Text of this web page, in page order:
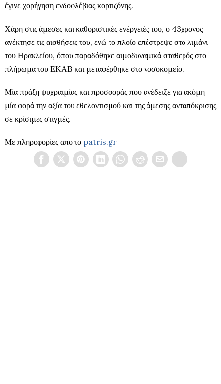
έγινε χορήγηση ενδοφλέβιας κορτιζόνης.
Χάρη στις άμεσες και καθοριστικές ενέργειές του, ο 43χρονος
ανέκτησε τις αισθήσεις του, ενώ το πλοίο επέστρεψε στο λιμάνι
του Ηρακλείου, όπου παραδόθηκε αιμοδυναμικά σταθερός στο
πλήρωμα του ΕΚΑΒ και μεταφέρθηκε στο νοσοκομείο.
Μία πράξη ψυχραιμίας και προσφοράς που ανέδειξε για ακόμη
μία φορά την αξία του εθελοντισμού και της άμεσης ανταπόκρισης
σε κρίσιμες στιγμές.
Με πληροφορίες απο το patris.gr